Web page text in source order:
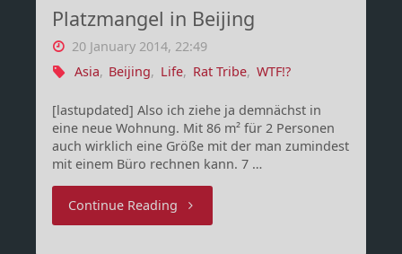
Platzmangel in Beijing
20 January 2014, 22:49
Asia, Beijing, Life, Rat Tribe, WTF!?
[lastupdated] Also ich ziehe ja demnächst in
eine neue Wohnung. Mit 86 m² für 2 Personen
auch wirklich eine Größe mit der man zumindest
mit einem Büro rechnen kann. 7 …
Continue Reading"Platzmangel